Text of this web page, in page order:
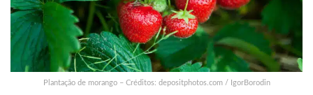
Plantação de morango – Créditos: depositphotos.com / IgorBorodin